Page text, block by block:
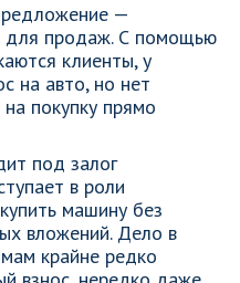
—
для продаж. С помощью
клиенты, у
на авто, но нет
покупку прямо
под залог
в роли
машину без
вложений. Дело в
крайне редко